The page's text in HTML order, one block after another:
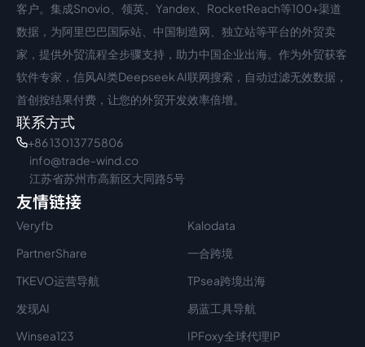
客户。集成Snovio、领英、Yandex、RocketReach等100+渠道
数据，为阿里巴巴国际站、中国制造网、独立站等平台的外贸卖
家，提供外贸流程全步骤支持，助力中国企业出海。作为外贸获客
软件专家，信风AI类Deepseek AI联网搜索，自动过滤无效数据，
首创按结果付费，让您的外贸开发效率倍增。
联系方式
+86 13013775806
info@trade-wind.co
江苏省苏州市高新区大同路5号
友情链接
Veryfb
Kalodata
PartnerShare
一合跨境
TKEVO运营导航
TPsea跨境出海
发现AI
易蓝工具导航
Winsea123
IPFoxy全球代理IP